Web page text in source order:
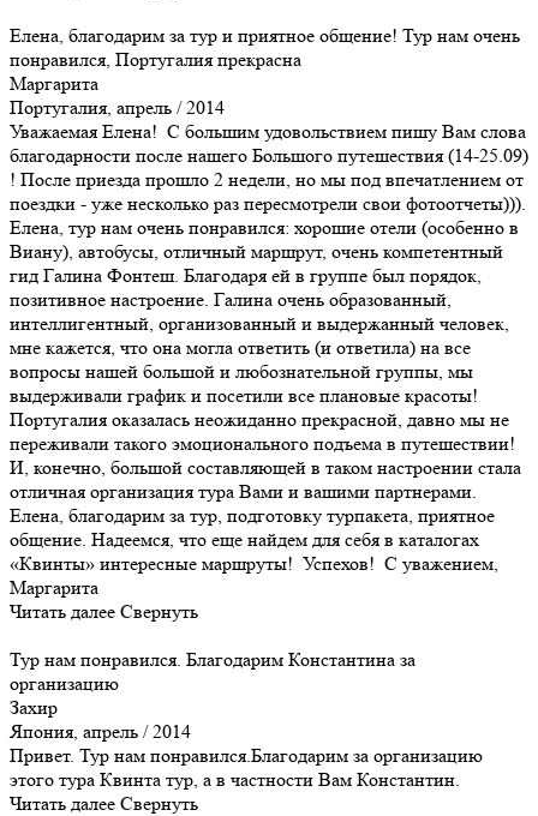
Елена, благодарим за тур и приятное общение! Тур нам очень
понравился, Португалия прекрасна
Маргарита
Португалия, апрель / 2014
Уважаемая Елена! С большим удовольствием пишу Вам слова
благодарности после нашего Большого путешествия (14-25.09)
! После приезда прошло 2 недели, но мы под впечатлением от
поездки - уже несколько раз пересмотрели свои фотоотчеты))).
Елена, тур нам очень понравился: хорошие отели (особенно в
Виану), автобусы, отличный маршрут, очень компетентный
гид Галина Фонтеш. Благодаря ей в группе был порядок,
позитивное настроение. Галина очень образованный,
интеллигентный, организованный и выдержанный человек,
мне кажется, что она могла ответить (и ответила) на все
вопросы нашей большой и любознательной группы, мы
выдерживали график и посетили все плановые красоты!
Португалия оказалась неожиданно прекрасной, давно мы не
переживали такого эмоционального подъема в путешествии!
И, конечно, большой составляющей в таком настроении стала
отличная организация тура Вами и вашими партнерами.
Елена, благодарим за тур, подготовку турпакета, приятное
общение. Надеемся, что еще найдем для себя в каталогах
«Квинты» интересные маршруты! Успехов! С уважением,
Маргарита
Читать далее Свернуть
Тур нам понравился. Благодарим Константина за
организацию
Захир
Япония, апрель / 2014
Привет. Тур нам понравился.Благодарим за организацию
этого тура Квинта тур, а в частности Вам Константин.
Читать далее Свернуть